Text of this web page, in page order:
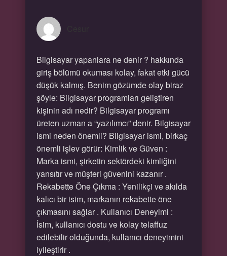
Bilgisayar yapanlara ne denir ? hakkında
giriş bölümü okuması kolay, fakat etki gücü
düşük kalmış. Benim gözümde olay biraz
şöyle: Bilgisayar programları geliştiren
kişinin adı nedir? Bilgisayar programı
üreten uzman a “yazılımcı” denir. Bilgisayar
ismi neden önemli? Bilgisayar ismi, birkaç
önemli işlev görür: Kimlik ve Güven :
Marka ismi, şirketin sektördeki kimliğini
yansıtır ve müşteri güvenini kazanır .
Rekabette Öne Çıkma : Yenilikçi ve akılda
kalıcı bir isim, markanın rekabette öne
çıkmasını sağlar . Kullanıcı Deneyimi :
İsim, kullanıcı dostu ve kolay telaffuz
edilebilir olduğunda, kullanıcı deneyimini
iyileştirir .